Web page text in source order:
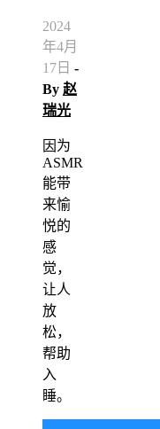
2024
年4月
17日 -
By 赵
瑞光
因为
ASMR
能带
来愉
悦的
感
觉，
让人
放
松，
帮助
入
睡。